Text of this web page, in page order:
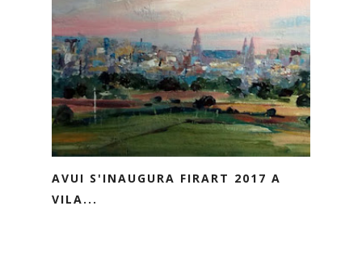
AVUI S'INAUGURA FIRART 2017 A
VILA...